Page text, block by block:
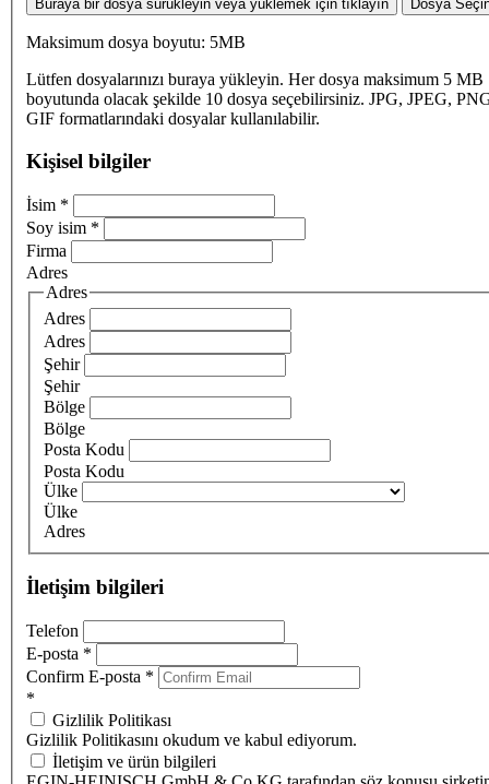
Buraya bir dosya sürükleyin veya yüklemek için tıklayın Dosya
Maksimum dosya boyutu: 5MB
Lütfen dosyalarınızı buraya yükleyin. Her dosya maksimum 5 MB
boyutunda olacak şekilde 10 dosya seçebilirsiniz. JPG, JPEG,
GIF formatlarındaki dosyalar kullanılabilir.
Kişisel bilgiler
İsim *
Soy isim *
Firma
Adres
Adres
Adres
Adres
Şehir
Şehir
Bölge
Bölge
Posta Kodu
Posta Kodu
Ülke
Ülke
Adres
İletişim bilgileri
Telefon
E-posta *
Confirm E-posta *
*
Gizlilik Politikası
Gizlilik Politikasını okudum ve kabul ediyorum.
İletişim ve ürün bilgileri